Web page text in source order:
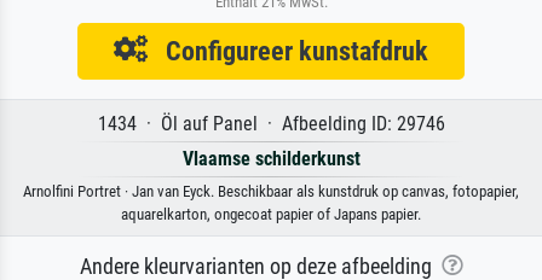
Configureer kunstafdruk
1434 · Öl auf Panel · Afbeelding ID: 29746
Vlaamse schilderkunst
Arnolfini Portret · Jan van Eyck. Beschikbaar als kunstdruk op canvas, fotopapier,
aquarelkarton, ongecoat papier of Japans papier.
Andere kleurvarianten op deze afbeelding